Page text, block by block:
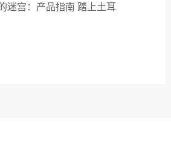
迷宫：产品指南 踏上土耳